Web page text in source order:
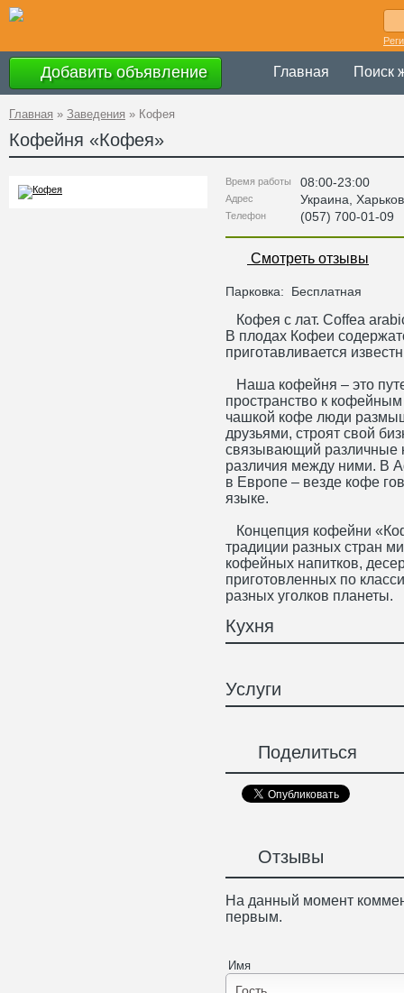
Добавить объявление Главная Поиск
Главная » Заведения » Кофея
Кофейня «Кофея»
Время работы 08:00-23:00
Адрес Украина
Телефон (057) 700-01-09
Смотреть отзывы
Парковка: Бесплатная
Кофея с лат. Coffea
В плодах Кофеи
приготавливается
Наша кофейня – это
пространство к
чашкой кофе люди
друзьями, строят свой
связывающий различные
различия между ними. В
в Европе – везде кофе
языке.
Концепция кофейни
традиции разных стран
кофейных напитков,
приготовленных по
разных уголков планеты.
Кухня
Услуги
Поделиться
Отзывы
На данный момент
первым.
Имя